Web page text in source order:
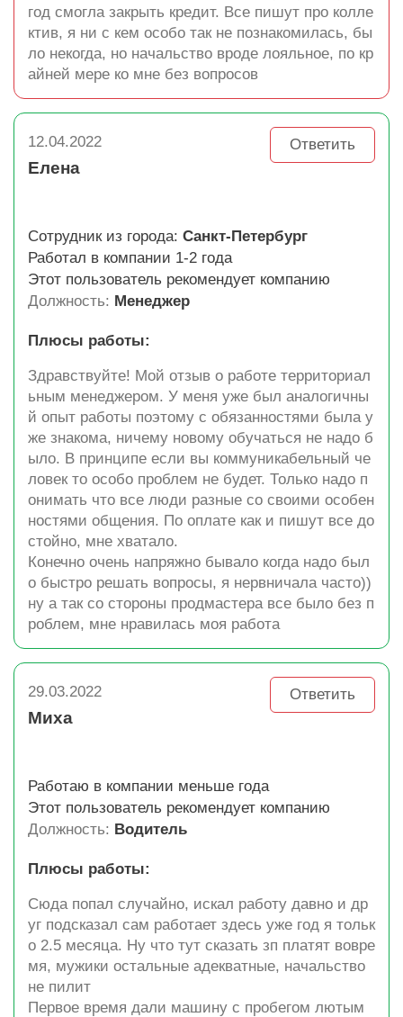
год смогла закрыть кредит. Все пишут про колле
ктив, я ни с кем особо так не познакомилась, бы
ло некогда, но начальство вроде лояльное, по кр
айней мере ко мне без вопросов
12.04.2022 Ответить
Елена
Сотрудник из города: Санкт-Петербург
Работал в компании 1-2 года
Этот пользователь рекомендует компанию
Должность: Менеджер
Плюсы работы:
Здравствуйте! Мой отзыв о работе территориал
ьным менеджером. У меня уже был аналогичны
й опыт работы поэтому с обязанностями была у
же знакома, ничему новому обучаться не надо б
ыло. В принципе если вы коммуникабельный че
ловек то особо проблем не будет. Только надо п
онимать что все люди разные со своими особен
ностями общения. По оплате как и пишут все до
стойно, мне хватало.
Конечно очень напряжно бывало когда надо был
о быстро решать вопросы, я нервничала часто))
ну а так со стороны продмастера все было без п
роблем, мне нравилась моя работа
29.03.2022 Ответить
Миха
Работаю в компании меньше года
Этот пользователь рекомендует компанию
Должность: Водитель
Плюсы работы:
Сюда попал случайно, искал работу давно и др
уг подсказал сам работает здесь уже год я тольк
о 2.5 месяца. Ну что тут сказать зп платят вовре
мя, мужики остальные адекватные, начальство
не пилит
Первое время дали машину с пробегом лютым